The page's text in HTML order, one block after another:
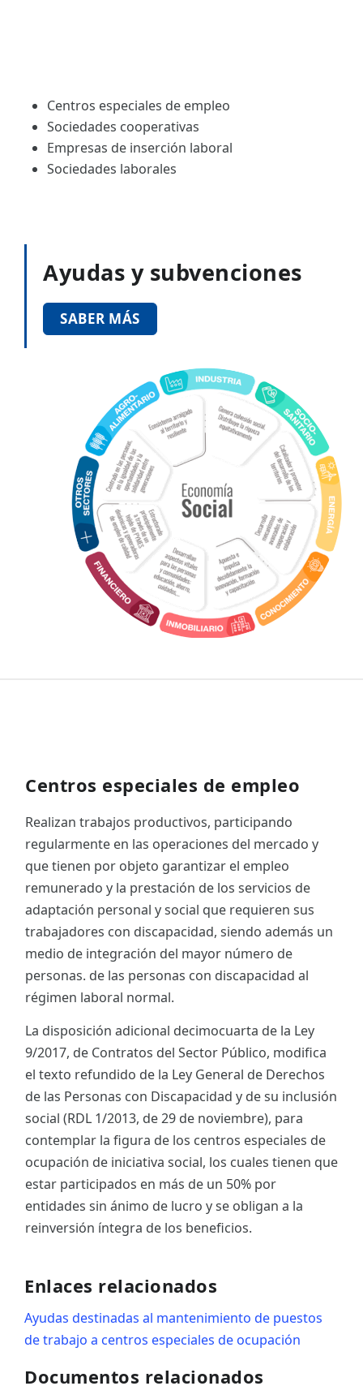
Centros especiales de empleo
Sociedades cooperativas
Empresas de inserción laboral
Sociedades laborales
Ayudas y subvenciones
SABER MÁS
Centros especiales de empleo
Realizan trabajos productivos, participando
regularmente en las operaciones del mercado y
que tienen por objeto garantizar el empleo
remunerado y la prestación de los servicios de
adaptación personal y social que requieren sus
trabajadores con discapacidad, siendo además un
medio de integración del mayor número de
personas. de las personas con discapacidad al
régimen laboral normal.
La disposición adicional decimocuarta de la Ley
9/2017, de Contratos del Sector Público, modifica
el texto refundido de la Ley General de Derechos
de las Personas con Discapacidad y de su inclusión
social (RDL 1/2013, de 29 de noviembre), para
contemplar la figura de los centros especiales de
ocupación de iniciativa social, los cuales tienen que
estar participados en más de un 50% por
entidades sin ánimo de lucro y se obligan a la
reinversión íntegra de los beneficios.
Enlaces relacionados
Ayudas destinadas al mantenimiento de puestos
de trabajo a centros especiales de ocupación
Documentos relacionados